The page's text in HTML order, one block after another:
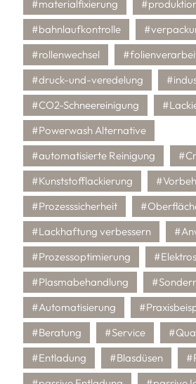
#materialfixierung
#bahnlaufkontrolle
#rollenwechsel
#druck-und-veredelung
#CO2-Schneereinigung
#Powerwash Alternative
#automatisierte Reinigung
#Kunststofflackierung
#Prozesssicherheit
#Lackhaftung verbessern
#Prozessoptimierung
#Plasmabehandlung
#Automatisierung
#Beratung
#Service
#Entladung
#Blasdüsen